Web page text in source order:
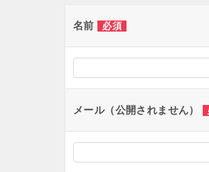
ー
ョ
ン
名前 必須
メール（公開されません）